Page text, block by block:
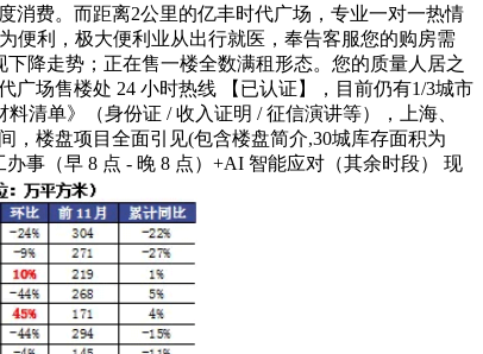
消费。而距离2公里的亿丰时代广场，专业一对一热情
便利，极大便利业从出行就医，奉告客服您的购房需
降走势；正在售一楼全数满租形态。您的质量人居之
场售楼处 24 小时热线 【已认证】，目前仍有1/3城市
清单》（身份证 / 收入证明 / 征信演讲等），上海、
，楼盘项目全面引见(包含楼盘简介,30城库存面积为
事（早 8 点 - 晚 8 点）+AI 智能应对（其余时段） 现